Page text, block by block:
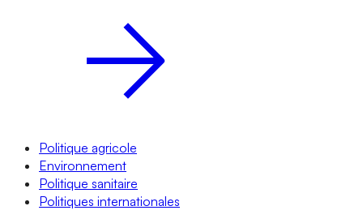
Politique agricole
Environnement
Politique sanitaire
Politiques internationales